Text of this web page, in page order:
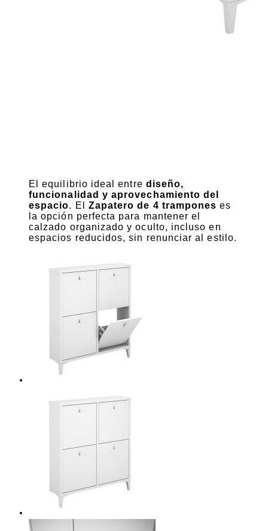
El equilibrio ideal entre diseño,
funcionalidad y aprovechamiento del
espacio. El Zapatero de 4 trampones es
la opción perfecta para mantener el
calzado organizado y oculto, incluso en
espacios reducidos, sin renunciar al estilo.